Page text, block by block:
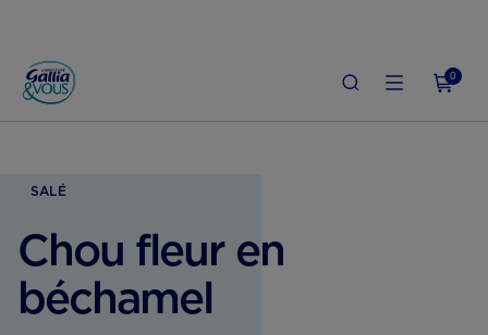
0
GROSSESSE CHOU FLEUR EN
SALÉ
Chou fleur en
béchamel